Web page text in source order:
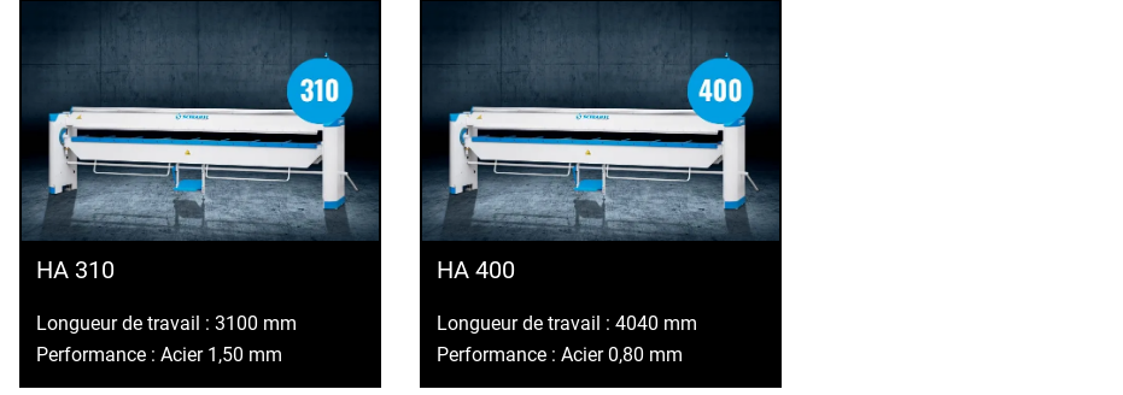
HA 310
Longueur de travail : 3100 mm
Performance : Acier 1,50 mm
HA 400
Longueur de travail : 4040 mm
Performance : Acier 0,80 mm